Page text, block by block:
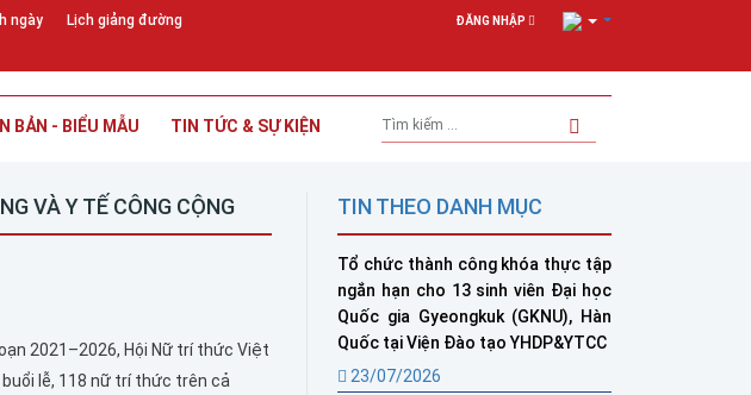
ngày
Lịch giảng đường
ĐĂNG NHẬP
BẢN - BIỂU MẪU TIN TỨC & SỰ KIỆN
VÀ Y TẾ CÔNG CỘNG
2021–2026, Hội Nữ trí thức Việt
lễ, 118 nữ trí thức trên cả
TIN THEO DANH MỤC
Tổ chức thành công khóa thực tập
ngắn hạn cho 13 sinh viên Đại học
Quốc gia Gyeongkuk (GKNU), Hàn
Quốc tại Viện Đào tạo YHDP&YTCC
23/07/2026